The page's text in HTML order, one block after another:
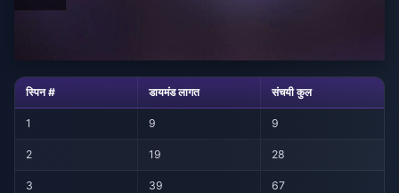
स्पिन # डायमंड लागत संचयी कुल
1 9 9
2 19 28
3 39 67